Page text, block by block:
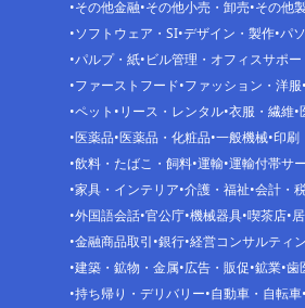
その他金融 その他小売・卸売 その他
ソフトウェア・SI デザイン・製作 パ
パルプ・紙 ビル管理・オフィスサポー
ファーストフード ファッション・洋服
ペット リース・レンタル 衣服・繊維
医薬品 医薬品・化粧品 一般機械 印刷
飲料・たばこ・飼料 運輸 運輸付帯サ
家具・インテリア 介護・福祉 会計・
外国語会話 官公庁 機械器具 喫茶店
金融商品取引 銀行 経営コンサルティ
建築・鉱物・金属 広告・販促 鉱業 歯
持ち帰り・デリバリー 自動車・自転車